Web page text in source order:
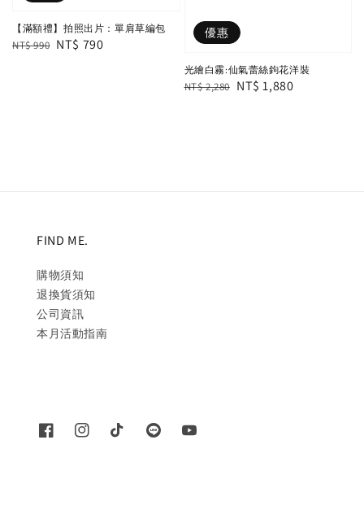
【滿額禮】拍照出片：單肩草編包
Regular
NT$ 990 Sale
NT$ 790
優惠
光繪白霧:仙氣蕾絲鉤花洋裝
Regular
NT$ 2,280 Sale
NT$ 1,880
FIND ME.
購物須知
退換貨須知
公司資訊
本月活動指南